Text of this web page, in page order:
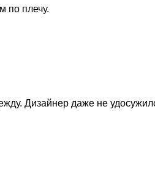
по плечу.
Дизайнер даже не